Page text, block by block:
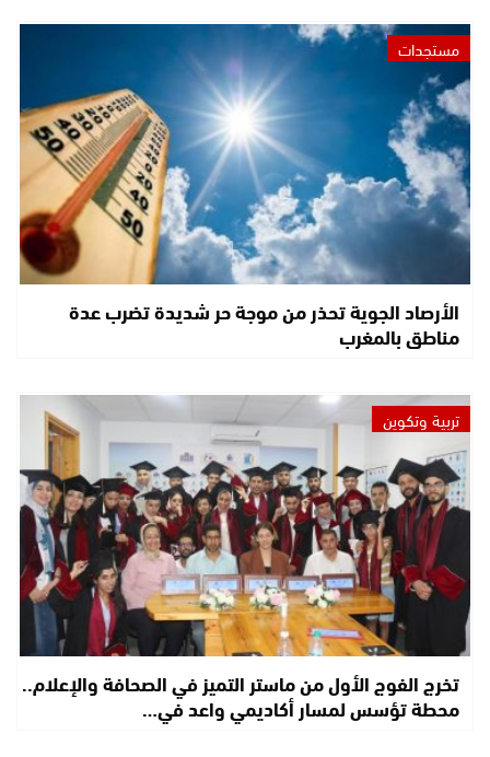
مستجدات
الأرصاد الجوية تحذر من موجة حر شديدة تضرب عدة
مناطق بالمغرب
تربية وتكوين
تخرج الفوج الأول من ماستر التميز في الصحافة والإعلام..
محطة تؤسس لمسار أكاديمي واعد في…